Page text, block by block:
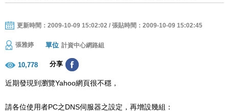
更新時間：2009-10-09 15:02:02 / 張貼時間：2009-10-09 15:02:45
張雅婷 單位 計資中心網路組
10,778 分享
近期發現到瀏覽Yahoo網頁很不穩，
請各位使用者PC之DNS伺服器之設定，再增設幾組：